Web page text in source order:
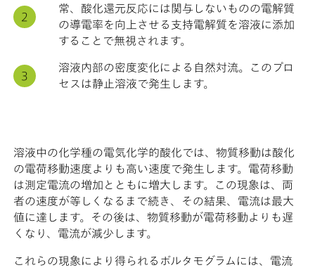
常、酸化還元反応には関与しないものの電解質
の導電率を向上させる支持電解質を溶液に添加
することで無視されます。
溶液内部の密度変化による自然対流。このプロ
セスは静止溶液で発生します。
溶液中の化学種の電気化学的酸化では、物質移動は酸化
の電荷移動速度よりも高い速度で発生します。電荷移動
は測定電流の増加とともに増大します。この現象は、両
者の速度が等しくなるまで続き、その結果、電流は最大
値に達します。その後は、物質移動が電荷移動よりも遅
くなり、電流が減少します。
これらの現象により得られるボルタモグラムには、電流